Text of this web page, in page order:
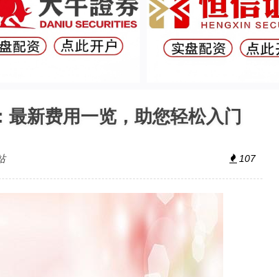
新费用一览，助您轻松入门
107